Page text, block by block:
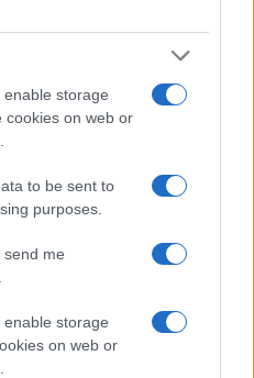
storage
cookies on web or
to be sent to
purposes.
send me
storage
on web or
μας
ιστορίες,
ενώνει κάθε μέρα.
ΣΟΥ →